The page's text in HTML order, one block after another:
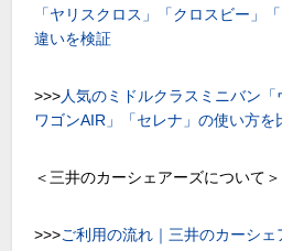
「ヤリスクロス」「クロスビー」
違いを検証
>>>人気のミドルクラスミニバン
ワゴンAIR」「セレナ」の使い方を
＜三井のカーシェアーズについて＞
>>>ご利用の流れ｜三井のカーシ